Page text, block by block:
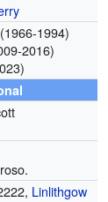
(1966-1994)
2016)
Linlithgow